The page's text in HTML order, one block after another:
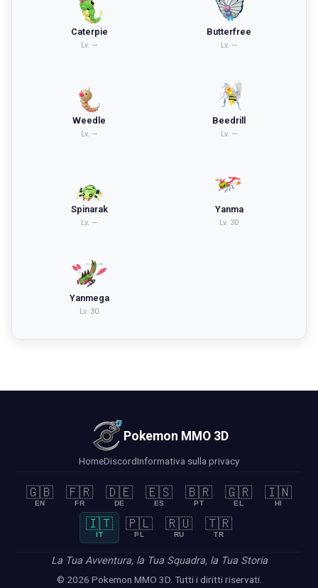
Caterpie
Lv. —
Butterfree
Lv. —
Weedle
Lv. —
Beedrill
Lv. —
Spinarak
Lv. —
Yanma
Lv. 30
Yanmega
Lv. 30
Pokemon MMO 3D
HomeDiscordInformativa sulla privacy
🇬🇧
EN
🇫🇷
FR
🇩🇪
DE
🇪🇸
ES
🇧🇷
PT
🇬🇷
EL
🇮🇳
HI
🇮🇹
IT
🇵🇱
PL
🇷🇺
RU
🇹🇷
TR
La Tua Avventura, la Tua Squadra, la Tua Storia
© 2026 Pokemon MMO 3D. Tutti i diritti riservati.